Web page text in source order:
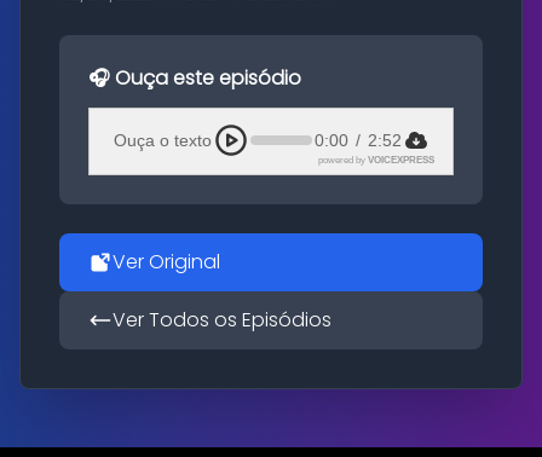
🎧 Ouça este episódio
Ouça o texto 0:00 / 2:52
powered by VOICEXPRESS
Ver Original
Ver Todos os Episódios